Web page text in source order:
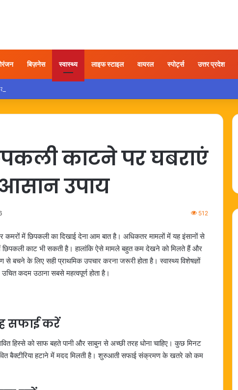
बिज़नेस स्वास्थ्य लाइफ स्टाइल वायरल स्पोर्ट्स उत्तर प्रदेश
में तोड़फोड़ करते युवक का वीडियो वायरल, कार्रवाई की उठी मांग
काटने पर घबराएं
उपाय
512
कमरों में छिपकली का दिखाई देना आम बात है। अधिकतर मामलों में यह इंसानों से
छिपकली काट भी सकती है। हालांकि ऐसे मामले बहुत कम देखने को मिलते हैं और
से बचने के लिए सही प्राथमिक उपचार करना जरूरी होता है। स्वास्थ्य विशेषज्ञों
कदम उठाना सबसे महत्वपूर्ण होता है।
सफाई करें
हिस्से को साफ बहते पानी और साबुन से अच्छी तरह धोना चाहिए। कुछ मिनट
बैक्टीरिया हटाने में मदद मिलती है। शुरुआती सफाई संक्रमण के खतरे को कम